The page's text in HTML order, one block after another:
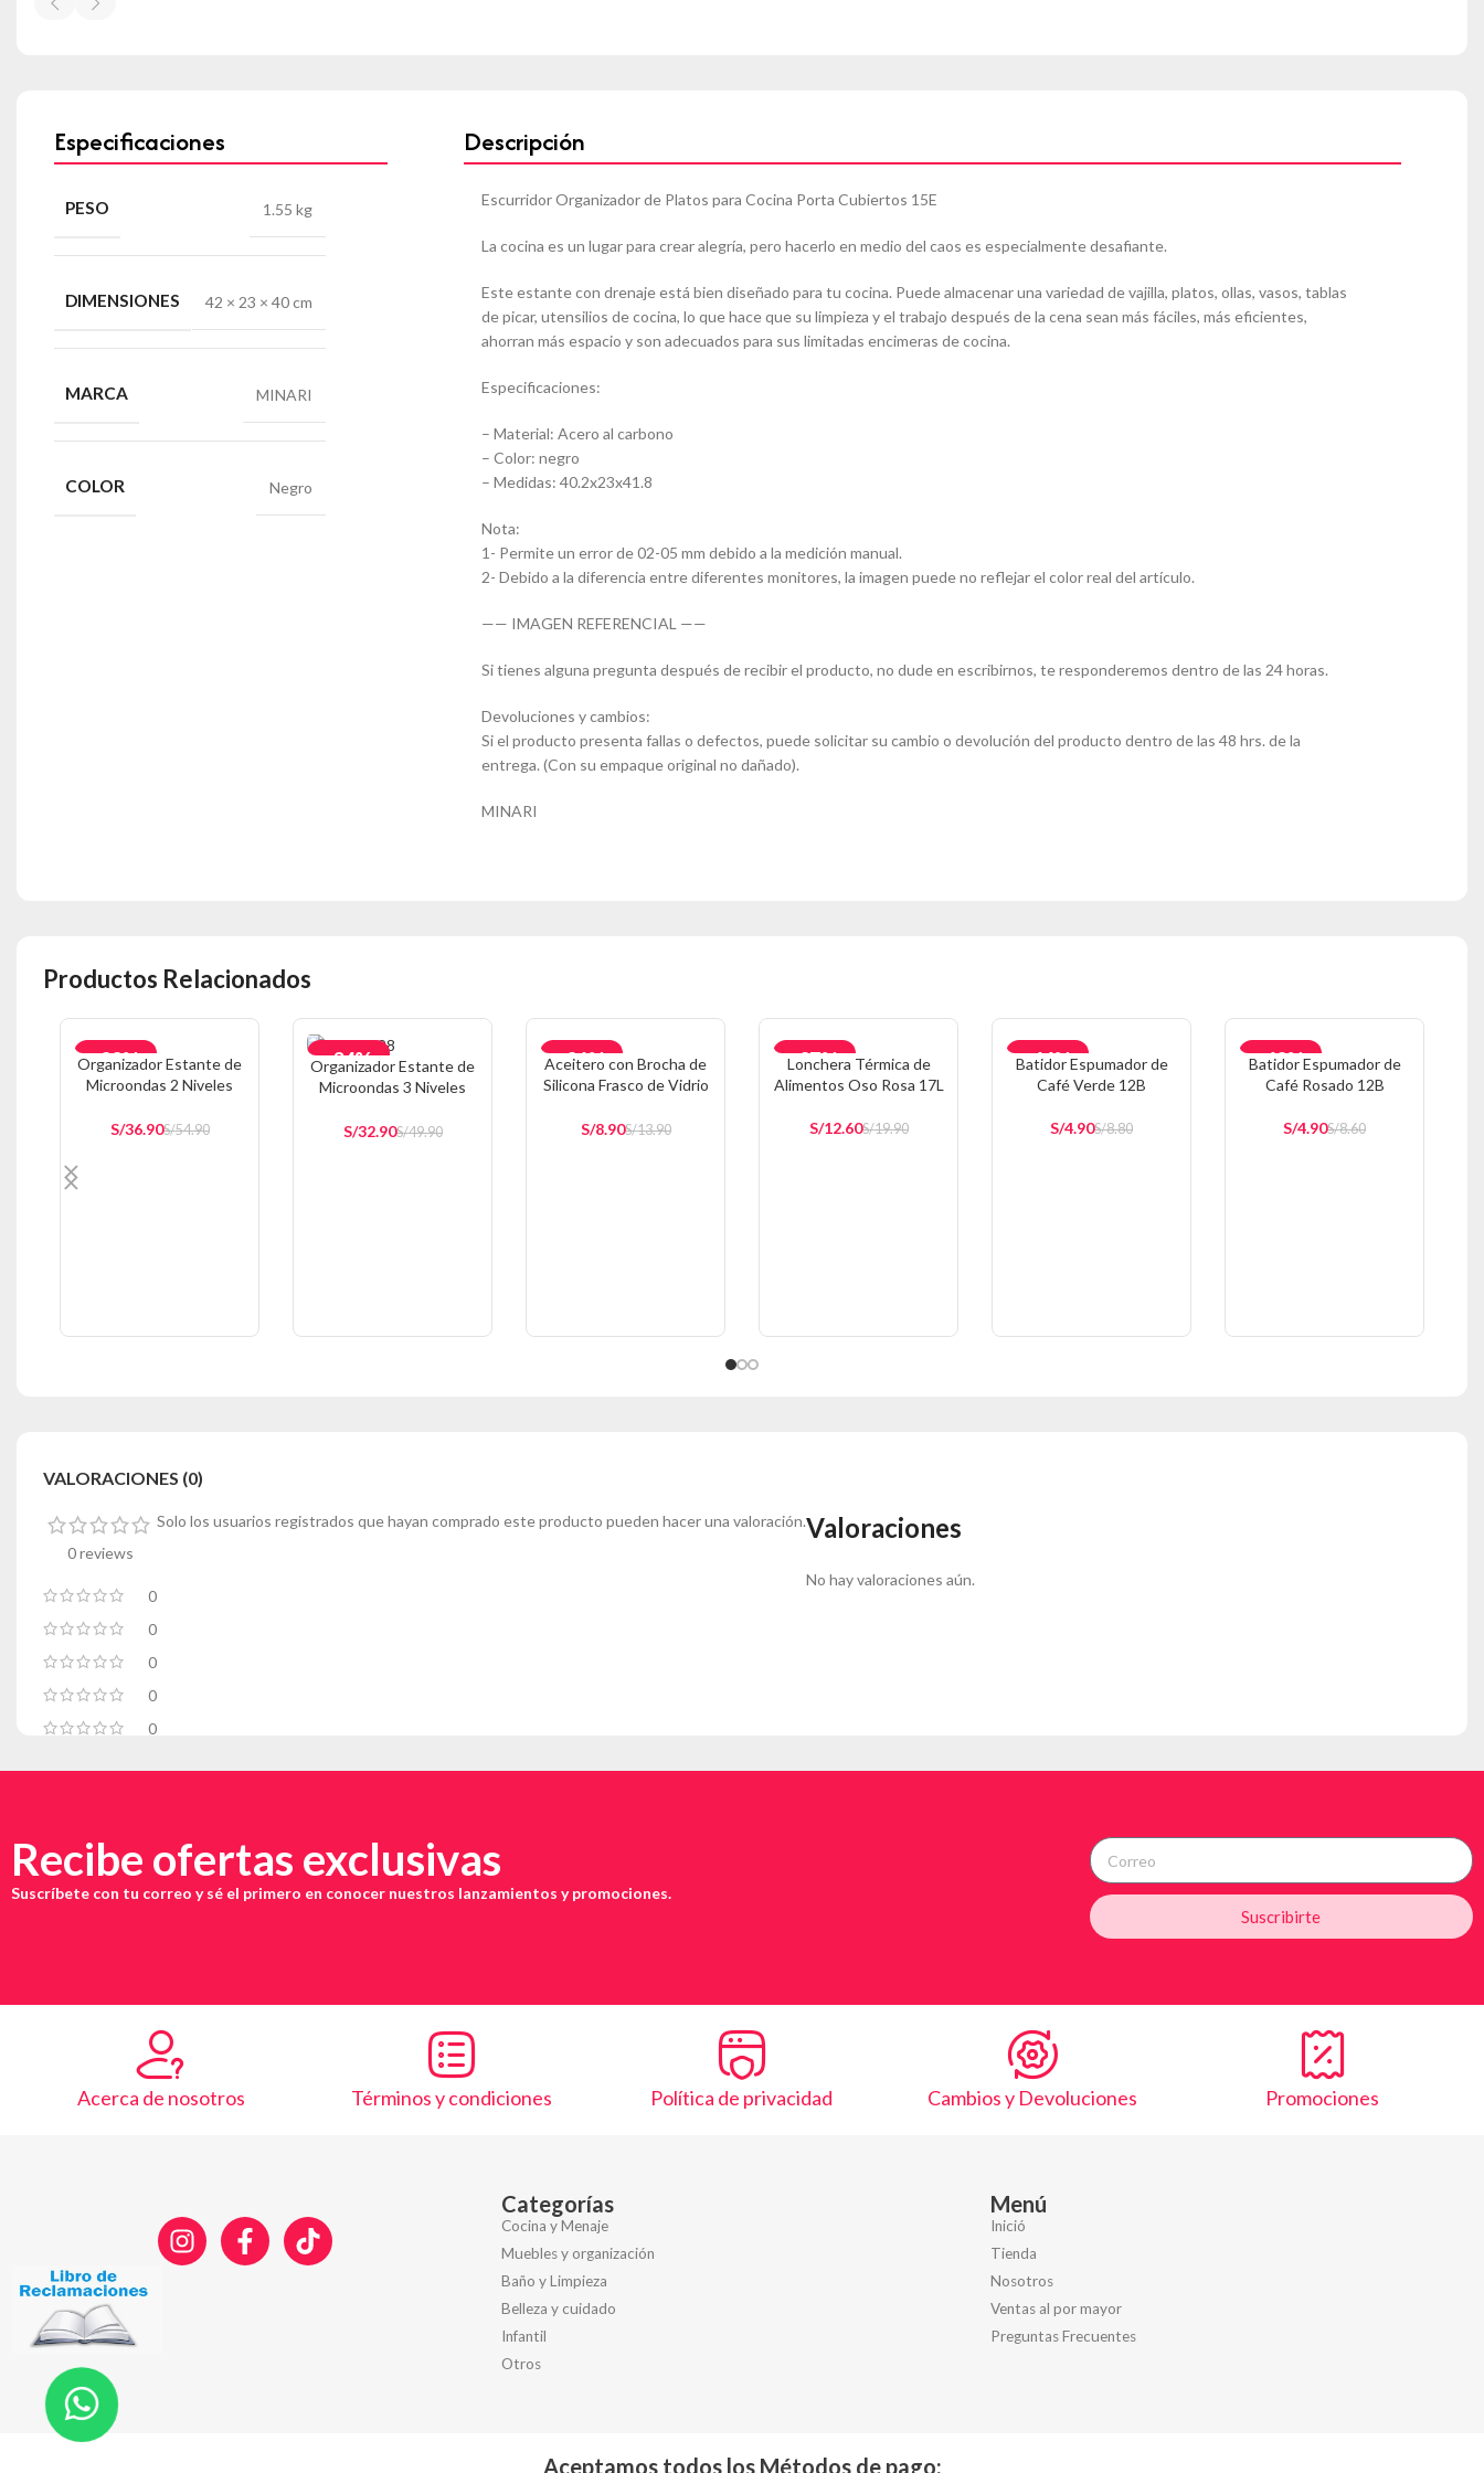
Especificaciones
PESO 1.55 kg
DIMENSIONES 42 × 23 × 40 cm
MARCA MINARI
COLOR Negro
Descripción
Escurridor Organizador de Platos para Cocina Porta Cubiertos 15E
La cocina es un lugar para crear alegría, pero hacerlo en medio del caos es especialmente desafiante.
Este estante con drenaje está bien diseñado para tu cocina. Puede almacenar una variedad de vajilla, platos, ollas, vasos, tablas
de picar, utensilios de cocina, lo que hace que su limpieza y el trabajo después de la cena sean más fáciles, más eficientes,
ahorran más espacio y son adecuados para sus limitadas encimeras de cocina.
Especificaciones:
– Material: Acero al carbono
– Color: negro
– Medidas: 40.2x23x41.8
Nota:
1- Permite un error de 02-05 mm debido a la medición manual.
2- Debido a la diferencia entre diferentes monitores, la imagen puede no reflejar el color real del artículo.
—— IMAGEN REFERENCIAL ——
Si tienes alguna pregunta después de recibir el producto, no dude en escribirnos, te responderemos dentro de las 24 horas.
Devoluciones y cambios:
Si el producto presenta fallas o defectos, puede solicitar su cambio o devolución del producto dentro de las 48 hrs. de la
entrega. (Con su empaque original no dañado).
MINARI
Productos Relacionados
-33%
AGOTAD
Organizador Estante de
Microondas 2 Niveles
S/54.90
S/36.90
-34%
Organizador Estante de
Microondas 3 Niveles
S/49.90
S/32.90
-36%
AGOTAD
Aceitero con Brocha de
Silicona Frasco de Vidrio
S/13.90
S/8.90
-37%
Lonchera Térmica de
Alimentos Oso Rosa 17L
S/19.90
S/12.60
-44%
Batidor Espumador de
Café Verde 12B
S/8.80
S/4.90
-43%
Batidor Espumador de
Café Rosado 12B
S/8.60
S/4.90
VALORACIONES (0)
0 reviews
0
0
0
0
0
Valoraciones
No hay valoraciones aún.
Solo los usuarios registrados que hayan comprado este producto pueden hacer una valoración.
Recibe ofertas exclusivas
Suscríbete con tu correo y sé el primero en conocer nuestros lanzamientos y promociones.
Suscribirte
Acerca de nosotros Términos y condiciones Política de privacidad Cambios y Devoluciones Promociones
Categorías
Cocina y Menaje
Muebles y organización
Baño y Limpieza
Belleza y cuidado
Infantil
Otros
Menú
Inició
Tienda
Nosotros
Ventas al por mayor
Preguntas Frecuentes
Aceptamos todos los Métodos de pago: